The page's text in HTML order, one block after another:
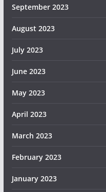
September 2023
August 2023
July 2023
June 2023
May 2023
April 2023
March 2023
February 2023
January 2023